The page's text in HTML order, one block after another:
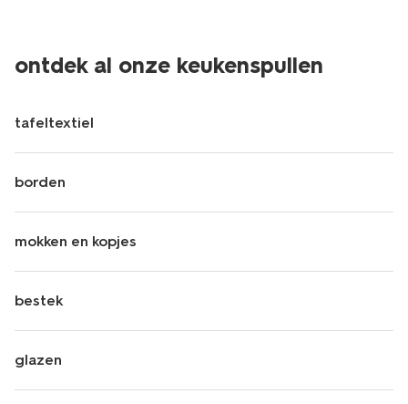
ontdek al onze keukenspullen
tafeltextiel
borden
mokken en kopjes
bestek
glazen